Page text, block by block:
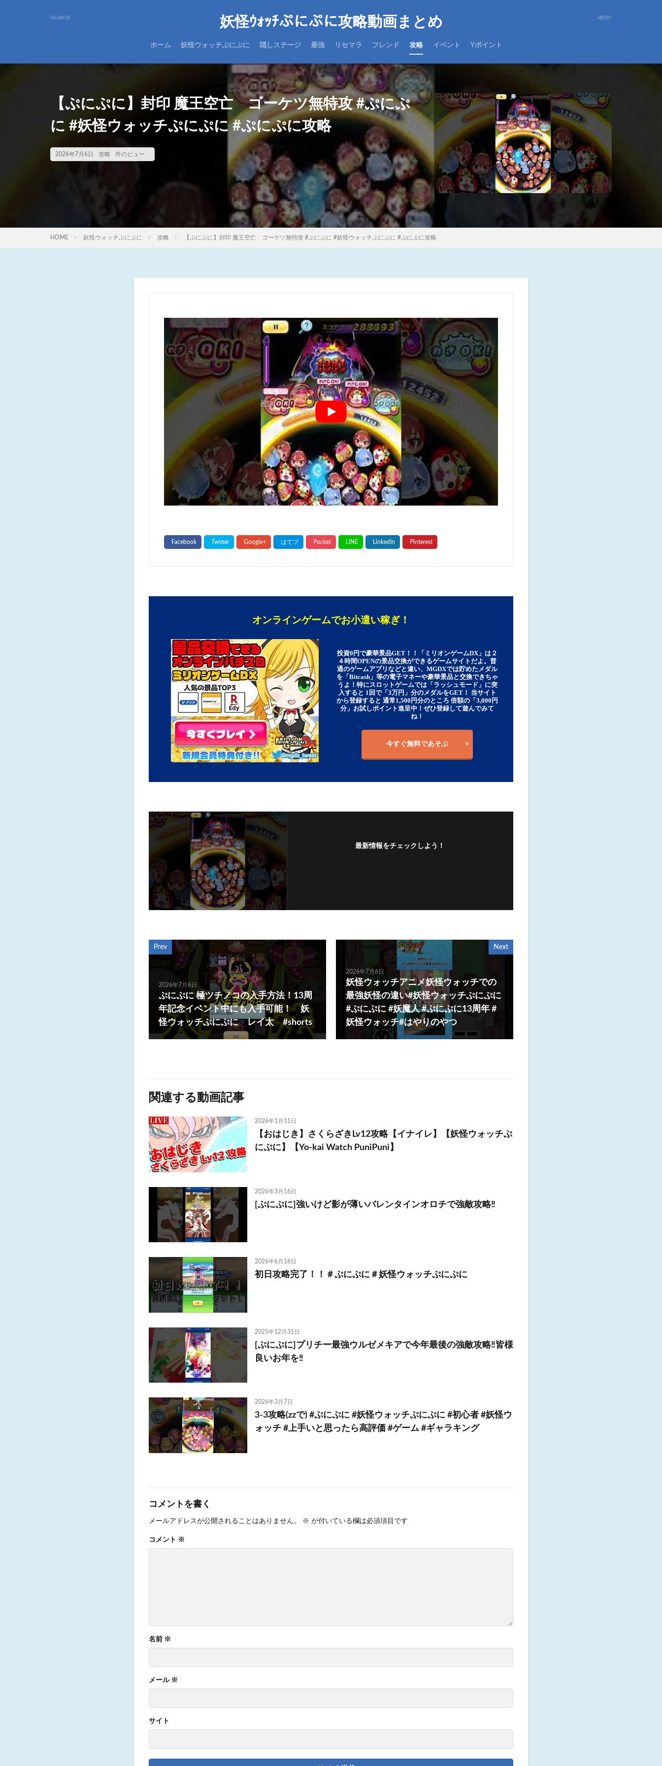
妖怪ｳｫｯﾁぷにぷに攻略動画まとめ
ホーム 妖怪ウォッチぷにぷに 隠しステージ 最強 リセマラ フレンド 攻略 イベント Yポイント
【ぷにぷに】封印 魔王空亡 ゴーケツ無特攻 #ぷにぷ
に #妖怪ウォッチぷにぷに #ぷにぷに攻略
2026年7月6日 攻略 件のビュー
HOME 妖怪ウォッチぷにぷに 攻略 【ぷにぷに】封印 魔王空亡 ゴーケツ無特攻 #ぷにぷに #妖怪ウォッチぷにぷに #ぷにぷに攻略
オンラインゲームでお小遣い稼ぎ！
投資0円で豪華景品GET！！「ミリオンゲームDX」は２
４時間OPENの景品交換ができるゲームサイトだよ。普
通のゲームアプリなどと違い、MGDXでは貯めたメダル
を「Bitcash」等の電子マネーや豪華景品と交換できちゃ
うよ！特にスロットゲームでは「ラッシュモード」に突
入すると 1回で「3万円」分のメダルをGET！ 当サイト
から登録すると 通常1,500円分のところ 倍額の「3,000円
分」お試しポイント進呈中！ぜひ登録して遊んでみて
ね！
今すぐ無料であそぶ
最新情報をチェックしよう！
Prev
2026年7月6日
ぷにぷに 極ツチノコの入手方法！13周
年記念イベント中にも入手可能！ 妖
怪ウォッチぷにぷに レイ太 #shorts
Next
2026年7月6日
妖怪ウォッチアニメ妖怪ウォッチでの
最強妖怪の違い#妖怪ウォッチぷにぷに
#ぷにぷに #妖魔人 #ぷにぷに13周年 #
妖怪ウォッチ#はやりのやつ
関連する動画記事
2026年1月11日
【おはじき】さくらざきLv12攻略【イナイレ】【妖怪ウォッチぷ
にぷに】【Yo-kai Watch PuniPuni】
2026年3月16日
[ぷにぷに]強いけど影が薄いバレンタインオロチで強敵攻略‼️
2026年6月16日
初日攻略完了！！＃ぷにぷに＃妖怪ウォッチぷにぷに
2025年12月31日
[ぷにぷに]プリチー最強ウルゼメキアで今年最後の強敵攻略‼️皆様
良いお年を‼️
2026年3月7日
3-3攻略(zzで) #ぷにぷに #妖怪ウォッチぷにぷに #初心者 #妖怪ウ
ォッチ #上手いと思ったら高評価 #ゲーム #ギャラキング
コメントを書く
メールアドレスが公開されることはありません。 ※ が付いている欄は必須項目です
コメント ※
名前 ※
メール ※
サイト